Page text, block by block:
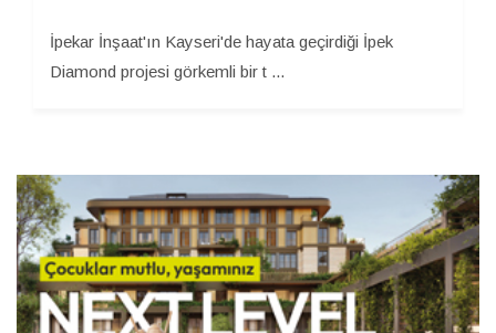
İpekar İnşaat'ın Kayseri'de hayata geçirdiği İpek
Diamond projesi görkemli bir t ...